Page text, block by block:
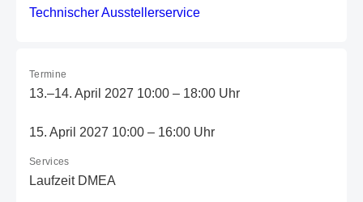
TechnischerAusstel lerservice
Termine
13.–14. April 2027 10:00 – 18:00 Uhr
15. April 2027 10:00 – 16:00 Uhr
Services
Laufzeit DMEA